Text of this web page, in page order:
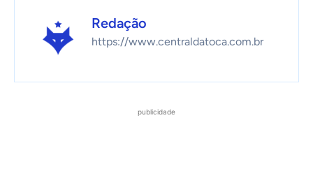
Redação
https://www.centraldatoca.com.br
publicidade